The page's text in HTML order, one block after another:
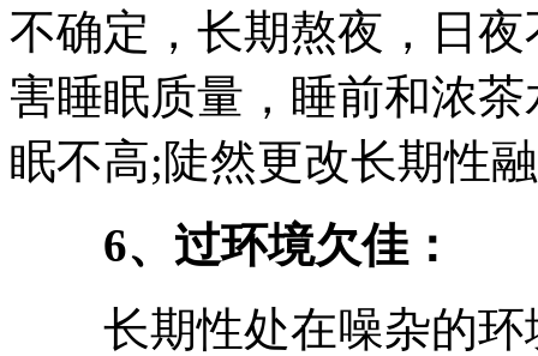
不确定，长期熬夜，日
害睡眠质量，睡前和浓
眠不高;陡然更改长期性
6、过环境欠佳：
长期性处在噪杂的环